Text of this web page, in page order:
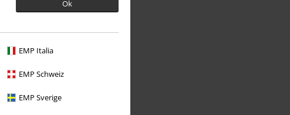
Ok
EMP Italia
EMP Schweiz
EMP Sverige